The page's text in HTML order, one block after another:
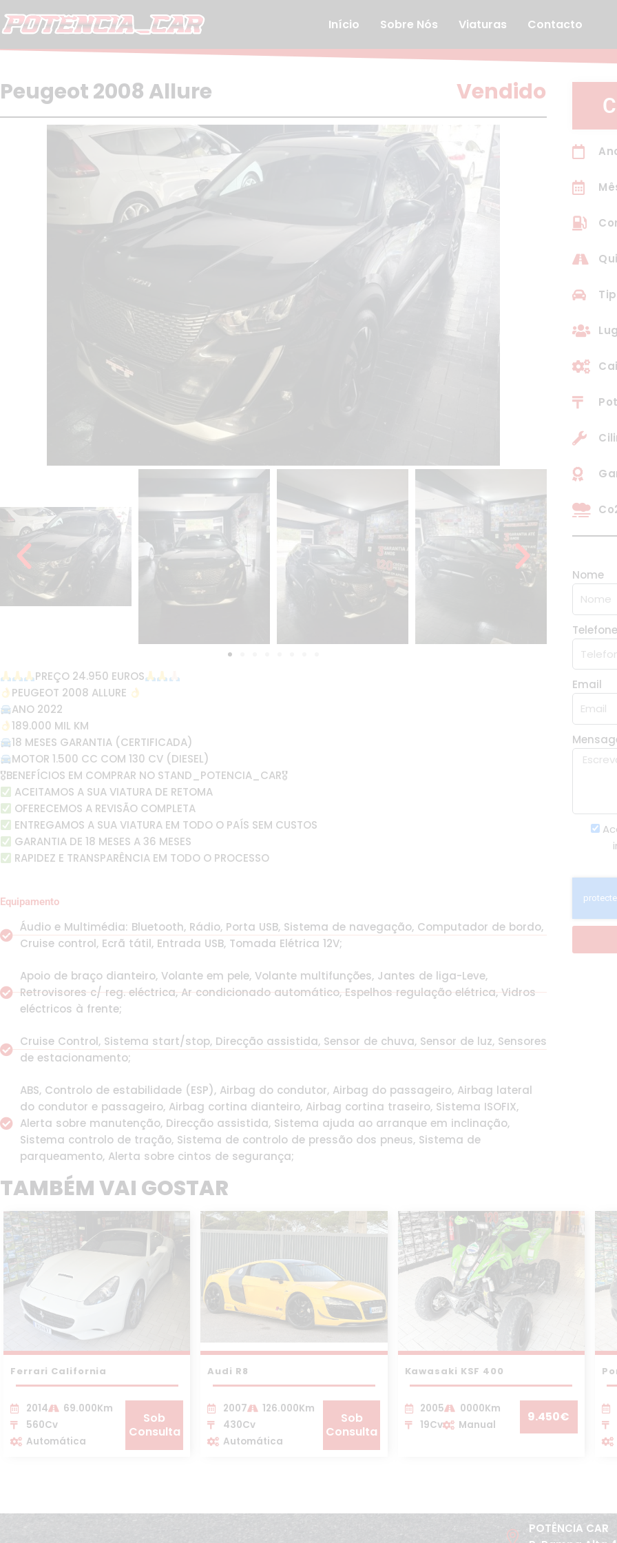
to
Início Sobre Nós Viaturas Contacto
Peugeot 2008 Allure Vendido
PREÇO 24.950 EUROS
PEUGEOT 2008 ALLURE
ANO 2022
189.000 MIL KM
18 MESES GARANTIA (CERTIFICADA)
MOTOR 1.500 CC COM 130 CV (DIESEL)
🎖BENEFÍCIOS EM COMPRAR NO STAND_POTENCIA_CAR🎖
ACEITAMOS A SUA VIATURA DE RETOMA
OFERECEMOS A REVISÃO COMPLETA
ENTREGAMOS A SUA VIATURA EM TODO O PAÍS SEM CUSTOS
GARANTIA DE 18 MESES A 36 MESES
RAPIDEZ E TRANSPARÊNCIA EM TODO O PROCESSO
Equipamento
Áudio e Multimédia: Bluetooth, Rádio, Porta USB, Sistema de navegação, Computador de bordo,
Cruise control, Ecrã tátil, Entrada USB, Tomada Elétrica 12V;
Apoio de braço dianteiro, Volante em pele, Volante multifunções, Jantes de liga-Leve,
Retrovisores c/ reg. eléctrica, Ar condicionado automático, Espelhos regulação elétrica, Vidros
eléctricos à frente;
Cruise Control, Sistema start/stop, Direcção assistida, Sensor de chuva, Sensor de luz, Sensores
de estacionamento;
ABS, Controlo de estabilidade (ESP), Airbag do condutor, Airbag do passageiro, Airbag lateral
do condutor e passageiro, Airbag cortina dianteiro, Airbag cortina traseiro, Sistema ISOFIX,
Alerta sobre manutenção, Direcção assistida, Sistema ajuda ao arranque em inclinação,
Sistema controlo de tração, Sistema de controlo de pressão dos pneus, Sistema de
parqueamento, Alerta sobre cintos de segurança;
Nome
Telefone
Email
TAMBÉM VAI GOSTAR
Ferrari California
2014
69.000Km
560Cv
Automática
Sob
Consulta
Audi R8
2007
126.000Km
430Cv
Automática
Sob
Consulta
Kawasaki KSF 400
2005
0000Km
19Cv
Manual
9.450€
POTÊNCIA CAR